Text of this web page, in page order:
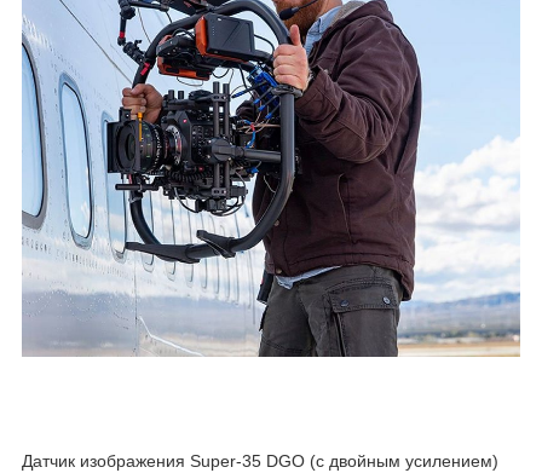
Датчик изображения Super-35 DGO (с двойным усилением)